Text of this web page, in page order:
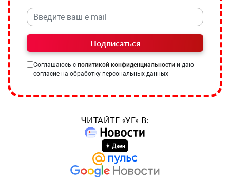
Подписаться
Соглашаюсь с политикой конфиденциальности и даю
согласие на обработку персональных данных
ЧИТАЙТЕ «УГ» В: